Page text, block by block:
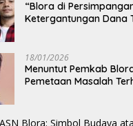
‎“Blora di
Ketergantungan Dana
18/01/2026
‎Menuntut Pemkab
Pemetaan Masalah